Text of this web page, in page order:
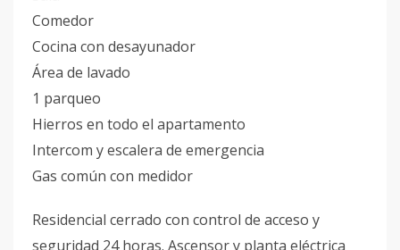
Comedor
Cocina con desayunador
Área de lavado
1 parqueo
Hierros en todo el apartamento
Intercom y escalera de emergencia
Gas común con medidor
Residencial cerrado con control de acceso y
seguridad 24 horas. Ascensor y planta eléctrica